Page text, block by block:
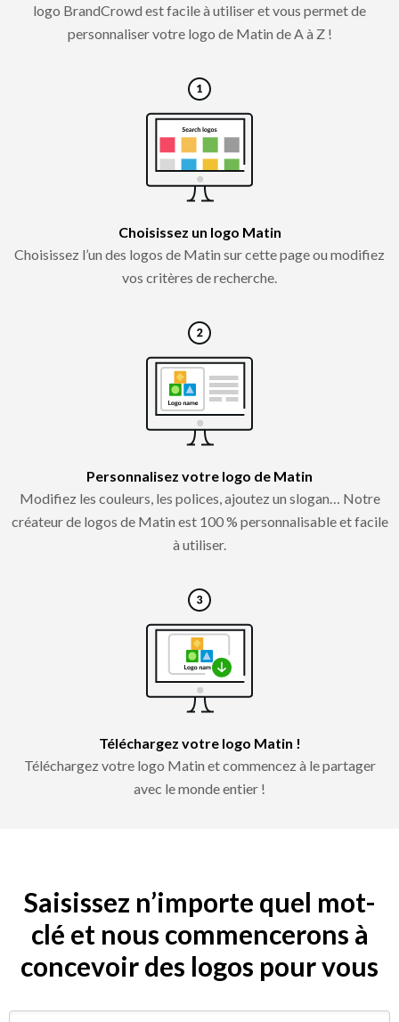
logo BrandCrowd est facile à utiliser et vous permet de
personnaliser votre logo de Matin de A à Z !
Choisissez un logo Matin
Choisissez l’un des logos de Matin sur cette page ou modifiez
vos critères de recherche.
Personnalisez votre logo de Matin
Modifiez les couleurs, les polices, ajoutez un slogan… Notre
créateur de logos de Matin est 100 % personnalisable et facile
à utiliser.
Téléchargez votre logo Matin !
Téléchargez votre logo Matin et commencez à le partager
avec le monde entier !
Saisissez n’importe quel mot-
clé et nous commencerons à
concevoir des logos pour vous